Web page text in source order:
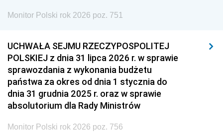
Monitor Polski rok 2026 poz. 751
UCHWAŁA SEJMU RZECZYPOSPOLITEJ
POLSKIEJ z dnia 31 lipca 2026 r. w sprawie
sprawozdania z wykonania budżetu
państwa za okres od dnia 1 stycznia do
dnia 31 grudnia 2025 r. oraz w sprawie
absolutorium dla Rady Ministrów
Monitor Polski rok 2026 poz. 756